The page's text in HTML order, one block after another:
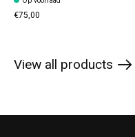
€75,00
View all products